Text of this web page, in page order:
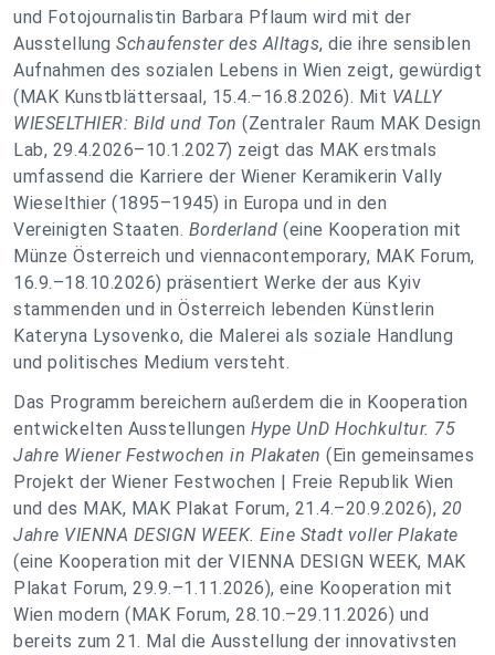
und Fotojournalistin Barbara Pflaum wird mit der
Ausstellung Schaufenster des Alltags, die ihre sensiblen
Aufnahmen des sozialen Lebens in Wien zeigt, gewürdigt
(MAK Kunstblättersaal, 15.4.–16.8.2026). Mit VALLY
WIESELTHIER: Bild und Ton (Zentraler Raum MAK Design
Lab, 29.4.2026–10.1.2027) zeigt das MAK erstmals
umfassend die Karriere der Wiener Keramikerin Vally
Wieselthier (1895–1945) in Europa und in den
Vereinigten Staaten. Borderland (eine Kooperation mit
Münze Österreich und viennacontemporary, MAK Forum,
16.9.–18.10.2026) präsentiert Werke der aus Kyiv
stammenden und in Österreich lebenden Künstlerin
Kateryna Lysovenko, die Malerei als soziale Handlung
und politisches Medium versteht.
Das Programm bereichern außerdem die in Kooperation
entwickelten Ausstellungen Hype UnD Hochkultur. 75
Jahre Wiener Festwochen in Plakaten (Ein gemeinsames
Projekt der Wiener Festwochen | Freie Republik Wien
und des MAK, MAK Plakat Forum, 21.4.–20.9.2026), 20
Jahre VIENNA DESIGN WEEK. Eine Stadt voller Plakate
(eine Kooperation mit der VIENNA DESIGN WEEK, MAK
Plakat Forum, 29.9.–1.11.2026), eine Kooperation mit
Wien modern (MAK Forum, 28.10.–29.11.2026) und
bereits zum 21. Mal die Ausstellung der innovativsten